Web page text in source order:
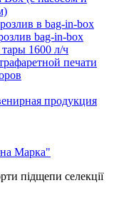
в bag-in-box
bag-in-box
1600 л/ч
печати
продукция
Марка"
підщепи селекції